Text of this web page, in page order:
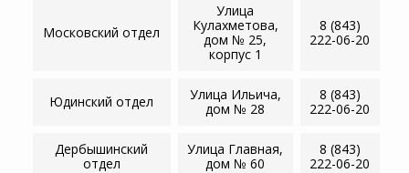
Московский отдел
Улица
Кулахметова,
дом № 25,
корпус 1
8 (843)
222-06-20
Юдинский отдел
Улица Ильича,
дом № 28
8 (843)
222-06-20
Дербышинский
отдел
Улица Главная,
дом № 60
8 (843)
222-06-20